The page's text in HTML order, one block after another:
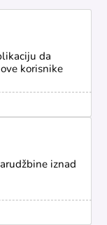
da
korisnike
iznad